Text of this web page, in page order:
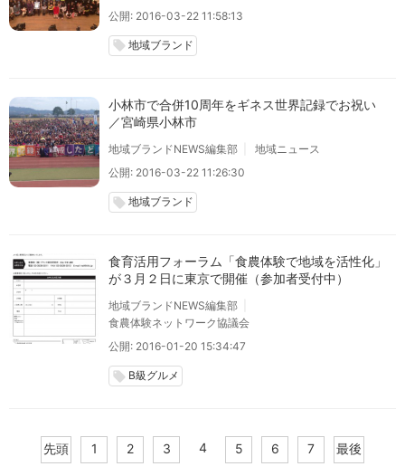
公開: 2016-03-22 11:58:13
local_offer 地域ブランド
小林市で合併10周年をギネス世界記録でお祝い
／宮崎県小林市
地域ブランドNEWS編集部
地域ニュース
公開: 2016-03-22 11:26:30
local_offer 地域ブランド
食育活用フォーラム「食農体験で地域を活性化」
が３月２日に東京で開催（参加者受付中）
地域ブランドNEWS編集部
食農体験ネットワーク協議会
公開: 2016-01-20 15:34:47
local_offer B級グルメ
先頭 1 2 3 4 5 6 7 最後